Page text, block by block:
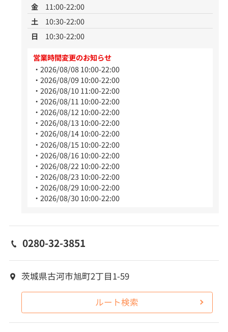
金
11:00-22:00
土
10:30-22:00
日
10:30-22:00
営業時間変更のお知らせ
2026/08/08 10:00-22:00
2026/08/09 10:00-22:00
2026/08/10 11:00-22:00
2026/08/11 10:00-22:00
2026/08/12 10:00-22:00
2026/08/13 10:00-22:00
2026/08/14 10:00-22:00
2026/08/15 10:00-22:00
2026/08/16 10:00-22:00
2026/08/22 10:00-22:00
2026/08/23 10:00-22:00
2026/08/29 10:00-22:00
2026/08/30 10:00-22:00
0280-32-3851
茨城県古河市旭町2丁目1-59
ルート検索